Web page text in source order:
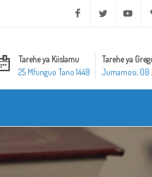
Facebook Twitter
Tarehe ya Kiislamu
25 Mfunguo Tano 1448
Tarehe ya
Jumamosi, 08